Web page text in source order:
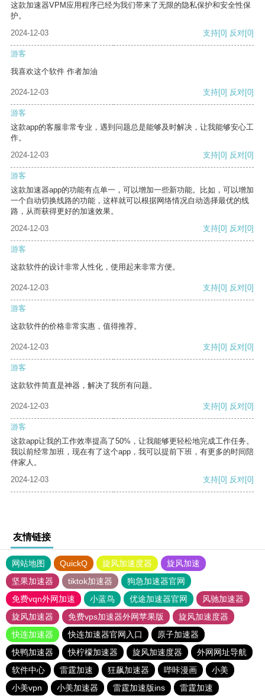
这款加速器VPM应用程序已经为我们带来了无限的隐私保护和安全性保
护。
2024-12-03
支持[0] 反对[0]
游客
我喜欢这个软件 作者加油
2024-12-03 支持[0] 反对[0]
游客
这款app的客服非常专业，遇到问题总是能够及时解决，让我能够安心工
作。
2024-12-03
支持[0] 反对[0]
游客
这款加速器app的功能有点单一，可以增加一些新功能。比如，可以增加
一个自动切换线路的功能，这样就可以根据网络情况自动选择最优的线
路，从而获得更好的加速效果。
2024-12-03
支持[0] 反对[0]
游客
这款软件的设计非常人性化，使用起来非常方便。
2024-12-03 支持[0] 反对[0]
游客
这款软件的价格非常实惠，值得推荐。
2024-12-03 支持[0] 反对[0]
游客
这款软件简直是神器，解决了我所有问题。
2024-12-03 支持[0] 反对[0]
游客
这款app让我的工作效率提高了50%，让我能够更轻松地完成工作任务。
我以前经常加班，现在有了这个app，我可以提前下班，有更多的时间陪
伴家人。
2024-12-03
支持[0] 反对[0]
友情链接
网站地图 QuickQ 旋风加速度器
旋风加速
坚果加速器
tiktok加速器
狗急加速器官网
免费vqn外网加速
小蓝鸟 优途加速器官网
风驰加速器
旋风加速器
免费vps加速器外网苹果版
旋风加速度器
快连加速器
快连加速器官网入口
原子加速器
快鸭加速器
快柠檬加速器 旋风加速度器
外网网址导航
软件中心
雷霆加速 狂飙加速器 哔咔漫画
小美
小美vpn
小美加速器 雷霆加速版ins 雷霆加速